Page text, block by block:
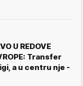
U REDOVE
Transfer
a u centru nje -